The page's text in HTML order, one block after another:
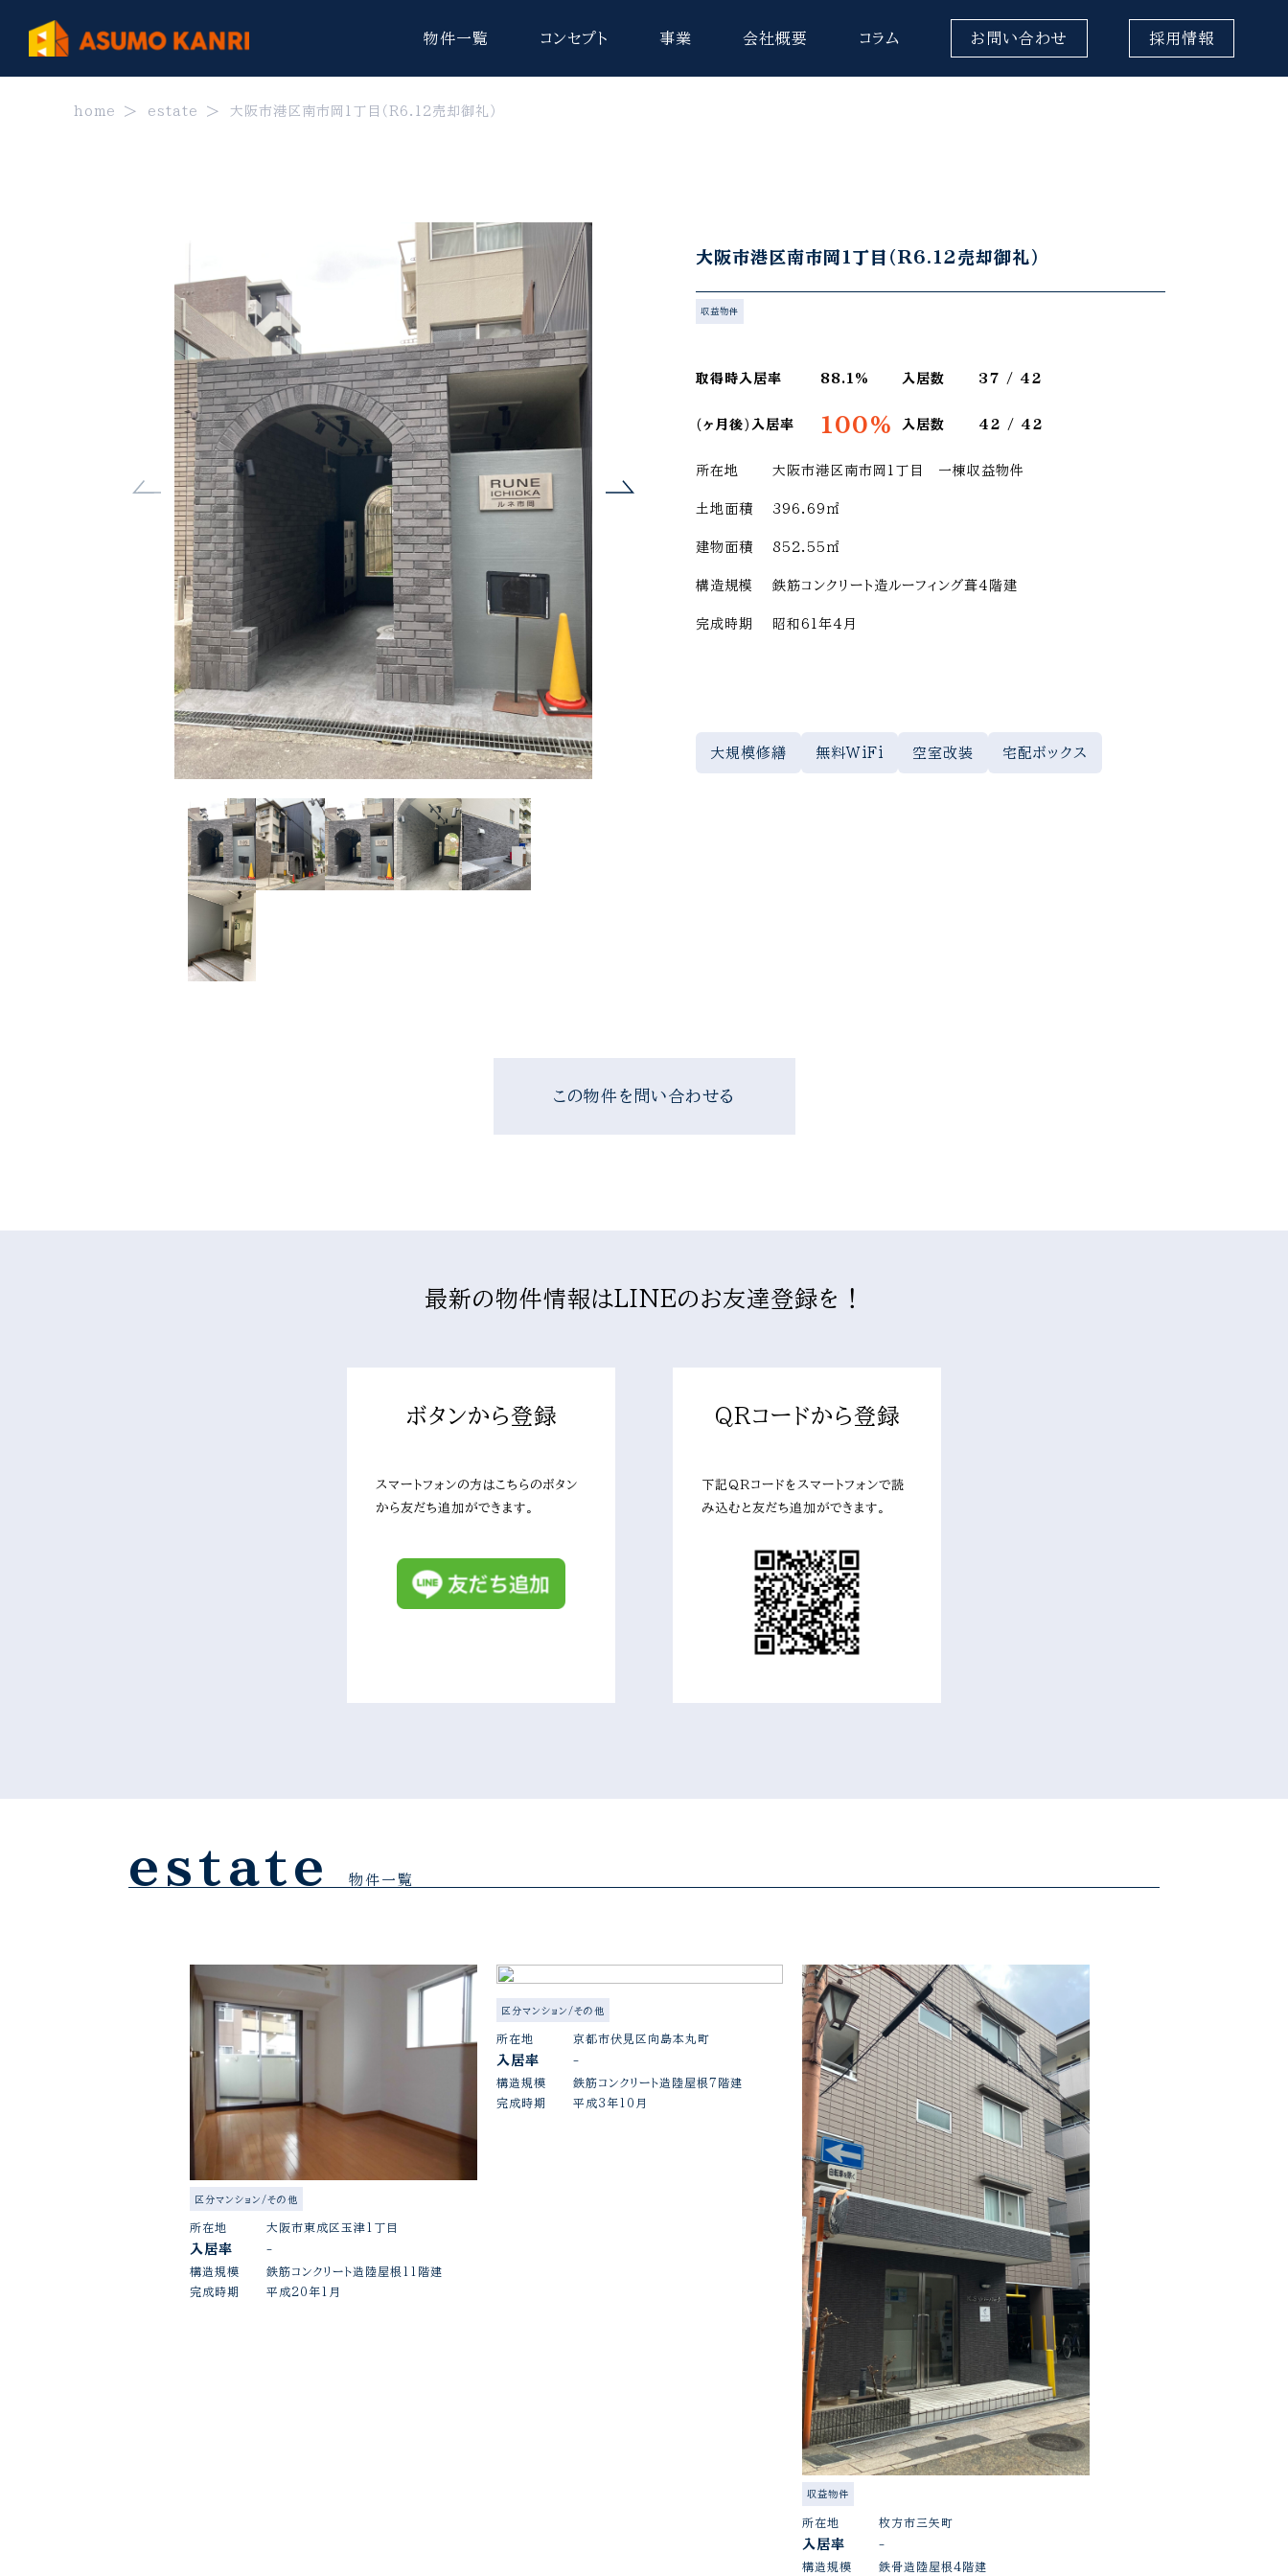
物件一覧 コンセプト 事業 会社概要 コラム お問い合わせ 採用情報
home estate 大阪市港区南市岡1丁目（R6.12売却御礼）
大阪市港区南市岡1丁目（R6.12売却御礼）
収益物件
取得時入居率 88.1% 入居数 37 / 42
(ヶ月後)入居率 100% 入居数 42 / 42
所在地 大阪市港区南市岡1丁目 一棟収益物件
土地面積 396.69㎡
建物面積 852.55㎡
構造規模 鉄筋コンクリート造ルーフィング葺4階建
完成時期 昭和61年4月
大規模修繕 無料WiFi 空室改装 宅配ボックス
この物件を問い合わせる
最新の物件情報はLINEのお友達登録を！
ボタンから登録
スマートフォンの方はこちらのボタン
から友だち追加ができます。
QRコードから登録
下記QRコードをスマートフォンで読
み込むと友だち追加ができます。
estate 物件一覧
区分マンション/その他
所在地 大阪市東成区玉津1丁目
入居率
-
構造規模
鉄筋コンクリート造陸屋根11階建
完成時期
平成20年1月
区分マンション/その他
所在地 京都市伏見区向島本丸町
入居率
-
構造規模
鉄筋コンクリート造陸屋根7階建
完成時期
平成3年10月
収益物件
所在地 枚方市三矢町
入居率
-
構造規模
鉄骨造陸屋根4階建